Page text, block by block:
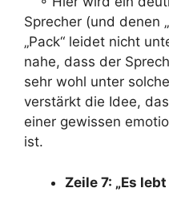
Sprecher (und denen
„Pack“ leidet nicht
nahe, dass der
sehr wohl unter
verstärkt die Idee,
einer gewissen
ist.
Zeile 7: „Es